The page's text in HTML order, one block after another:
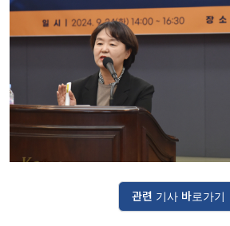
관련 기사 바로가기